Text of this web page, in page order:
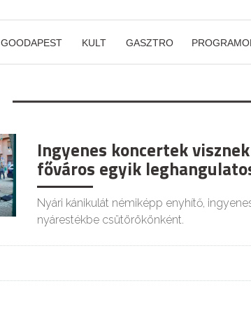
GOODAPEST KULT GASZTRO
Ingyenes koncertek
főváros egyik
Nyári kánikulát némiképp enyhítő,
nyárestékbe csütörökönként.